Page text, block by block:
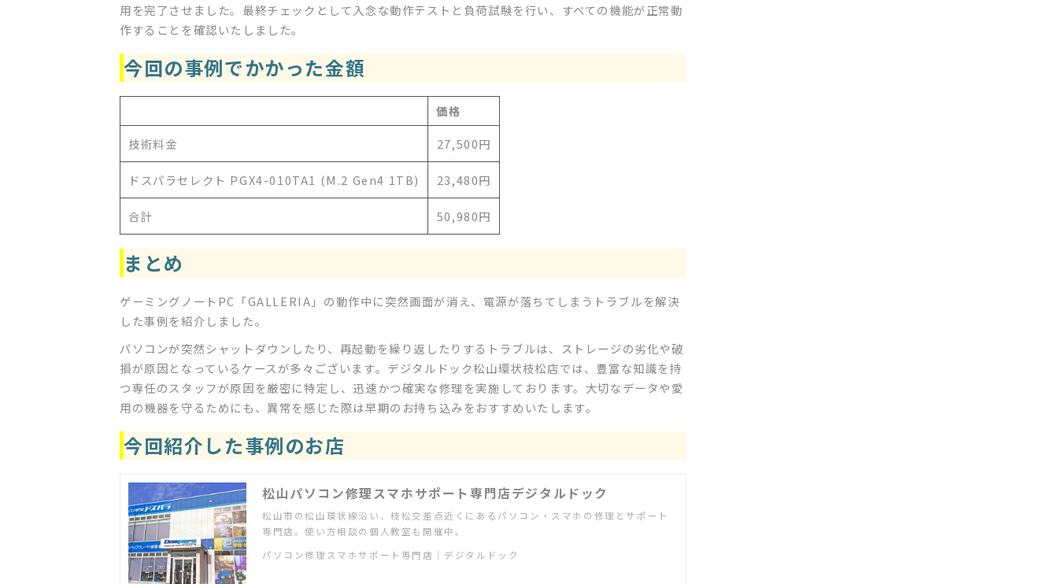
用を完了させました。最終チェックとして入念な動作テストと負荷試験を行い、すべての機能が正常動
作することを確認いたしました。
今回の事例でかかった金額
価格
技術料金
27,500円
ドスパラセレクト PGX4-010TA1 (M.2 Gen4 1TB) 23,480円
合計 50,980円
まとめ
ゲーミングノートPC「GALLERIA」の動作中に突然画面が消え、電源が落ちてしまうトラブルを解決
した事例を紹介しました。
パソコンが突然シャットダウンしたり、再起動を繰り返したりするトラブルは、ストレージの劣化や破
損が原因となっているケースが多々ございます。デジタルドック松山環状枝松店では、豊富な知識を持
つ専任のスタッフが原因を厳密に特定し、迅速かつ確実な修理を実施しております。大切なデータや愛
用の機器を守るためにも、異常を感じた際は早期のお持ち込みをおすすめいたします。
今回紹介した事例のお店
松山パソコン修理スマホサポート専門店デジタルドック
松山市の松山環状線沿い、枝松交差点近くにあるパソコン・スマホの修理とサポート
専門店。使い方相談の個人教室も開催中。
パソコン修理スマホサポート専門店｜デジタルドック